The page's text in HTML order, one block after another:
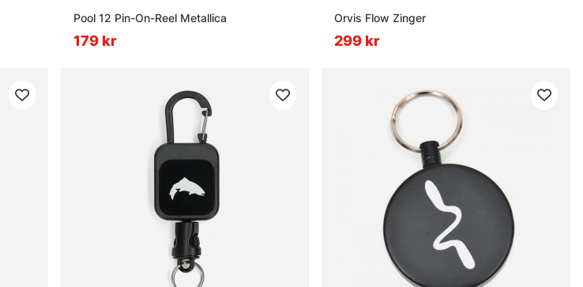
Pool 12 Pin-On-Reel Metallica
179 kr
Orvis Flow Zinger
299 kr